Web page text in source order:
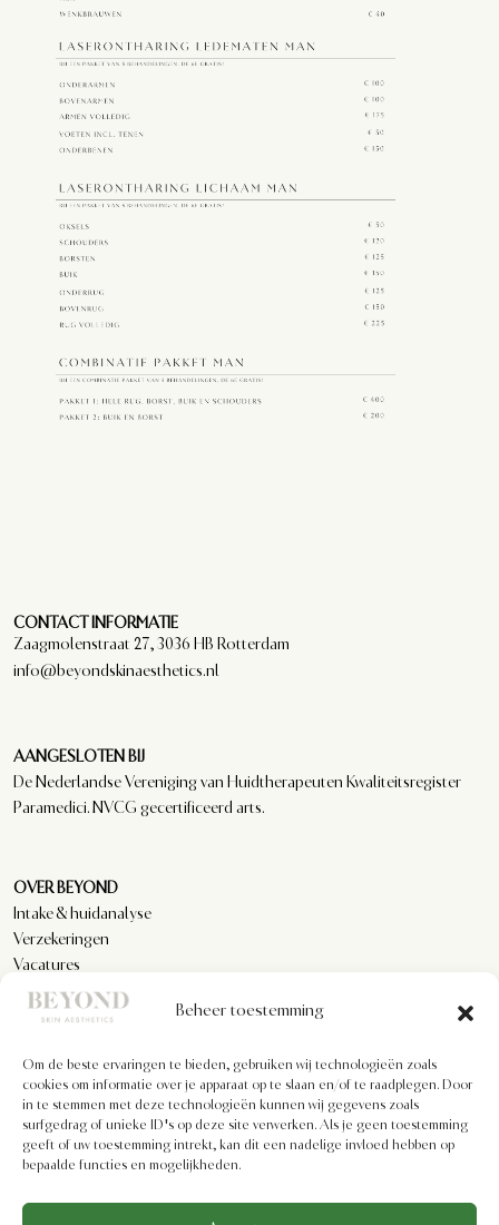
Beheer toestemming
Om de beste ervaringen te bieden, gebruiken wij technologieën zoals
cookies om informatie over je apparaat op te slaan en/of te raadplegen. Door
in te stemmen met deze technologieën kunnen wij gegevens zoals
surfgedrag of unieke ID's op deze site verwerken. Als je geen toestemming
geeft of uw toestemming intrekt, kan dit een nadelige invloed hebben op
bepaalde functies en mogelijkheden.
CONTACT INFORMATIE
Zaagmolenstraat 27, 3036 HB Rotterdam
info@beyondskinaesthetics.nl
AANGESLOTEN BIJ
De Nederlandse Vereniging van Huidtherapeuten Kwaliteitsregister
Paramedici. NVCG gecertificeerd arts.
OVER BEYOND
Intake & huidanalyse
Verzekeringen
Vacatures
Reviews
KLANTENSERVICE
Privacyverklaring
Algemene voorwaarden
Cookiebeleid
Imprint